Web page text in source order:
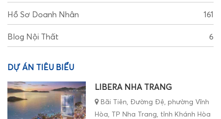
Hồ Sơ Doanh Nhân 161
Blog Nội Thất 6
DỰ ÁN TIÊU BIỂU
LIBERA NHA TRANG
Bãi Tiên, Đường Đệ, phường Vĩnh
Hòa, TP Nha Trang, tỉnh Khánh Hòa